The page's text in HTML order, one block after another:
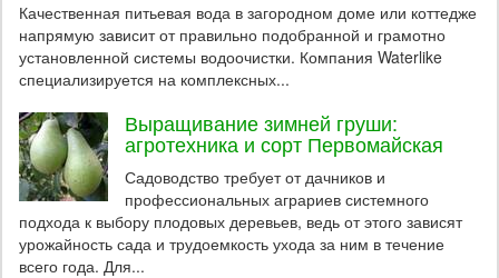
Качественная питьевая вода в загородном доме или коттедже
напрямую зависит от правильно подобранной и грамотно
установленной системы водоочистки. Компания Waterlike
специализируется на комплексных...
Выращивание зимней груши:
агротехника и сорт Первомайская
Садоводство требует от дачников и
профессиональных аграриев системного
подхода к выбору плодовых деревьев, ведь от этого зависят
урожайность сада и трудоемкость ухода за ним в течение
всего года. Для...